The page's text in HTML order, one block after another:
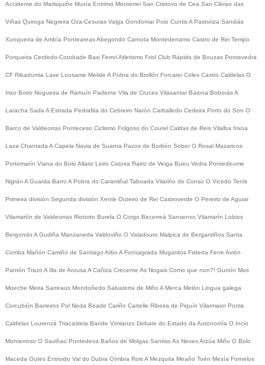
Accidente do Marisquiño Muxía Entrimo Monterrei San Cristovo de Cea San Cibrao das
Viñas Quiroga Negreira Oza-Cesuras Valga Gondomar Poio CuntisA Pastoriza Sandiás
Xunqueira de Ambía PonteareasAbegondo Carnota Montederramo Castro de Rei Tempo
Porqueira Cerdedo-Cotobade Baxi FerrolAtletismo Friol Club Rápido de Bouzas Pontevedra
CF Ribadumia Laxe Lousame Melide A Pobra do Brollón Forcarei Coles Castro Caldelas O
Irixo Boiro Nogueira de Ramuín Paderne Vila de Cruces Vilasantar Baiona BoborásA
Laracha Sada A Estrada Pedrafita do Cebreiro Narón Carballedo Cedeira Porto do Son O
Barco de Valdeorras Ponteceso Ciclismo Folgoso do Courel Caldas de Reis Vilalba Irixoa
Laza Chantada A Capela Navia de Suarna Pazos de Borbén Sober O Rosal Mazaricos
Portomarín Viana do Bolo Allariz Leiro Catoira Rairiz de Veiga Bueu Vedra Pontedeume
Nigrán A Guarda Barro A Pobra do Caramiñal Taboada Vilariño de Conso O Vicedo Tenis
Primeira división Segunda división Xente Outeiro de Rei Castroverde O Pereiro de Aguiar
Vilamartín de Valdeorras Riotorto Burela O Corgo Becerreá Sanxenxo Vilamarín Lobios
Bergondo A Gudiña Manzaneda Valdoviño O Valadouro Malpica de Bergantiños Santa
Comba Mañón Camiño de Santiago Arbo A Fonsagrada Mugardos Fisterra Fene Avión
Pantón Trazo A Illa de Arousa A Cañiza Crecente As Nogais Como que non?! Guntín Mos
Moeche Meira Sarreaus Mondoñedo Salvaterra de Miño A Merca Melón Lingua galega
Corcubión Barreiros Pol Neda Beade Cariño Cartelle Ribeira de Piquín Vilarmaior Ponte
Caldelas Lourenzá Triacastela Bande Vimianzo Debate do Estado da Autonomía O Incio
Monterroso O Saviñao Pontedeva Baños de Molgas Santiso As NevesArzúa Miño O Bolo
Maceda Outes Entroido Val do Dubra Oímbra RoisA Mezquita Meaño Toén Mesía Fornelos